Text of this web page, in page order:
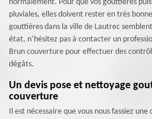
normalement. Pour que vos gouttières
pluviales, elles doivent rester en très
gouttières dans la ville de Lautrec
état, n’hésitez pas à contacter un
Brun couverture pour effectuer des
dégâts.
Un devis pose et nettoyage
couverture
Il est nécessaire que vous nous fassiez